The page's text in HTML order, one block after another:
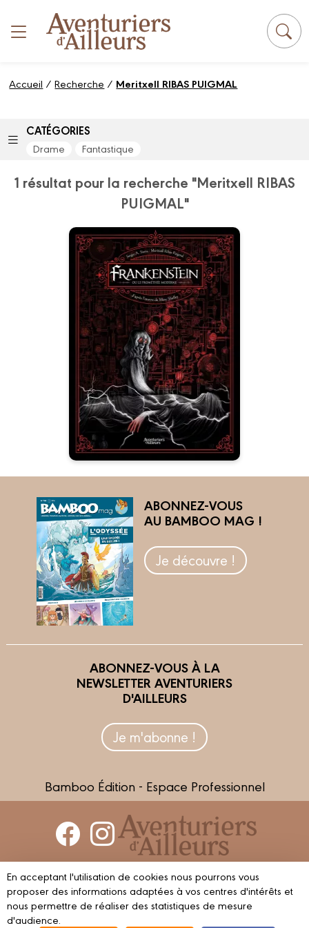
Accueil /Recherche / Meritxell RIBAS PUIGMAL
CATÉGORIES
Drame Fantastique
1 résultat pour la recherche "Meritxell RIBAS
PUIGMAL"
Frankenstein ou le
Prométhée
moderne
Date de parution :
05/02/2025
Une adaptation gothique et
fidèle du roman de Mary Shelley
ABONNEZ-VOUS
AU BAMBOO MAG !
Je découvre !
ABONNEZ-VOUS À LA
NEWSLETTER AVENTURIERS
D'AILLEURS
Je m'abonne !
Bamboo Édition - Espace Professionnel
Contactez-nous
Devenir partenaire
Panneau de gestion des cookies
En acceptant l'utilisation de cookies nous pourrons vous
proposer des informations adaptées à vos centres d'intérêts et
nous permettre de réaliser des statistiques de mesure
d'audience.